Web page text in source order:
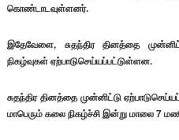
கொண்டாடவுள்ளனர்.
இதேவேளை, சுதந்திர தினத்தை
நிகழ்வுகள் ஏற்பாடுசெய்யப்பட்டுள்ளன.
சுதந்திர தினத்தை முன்னிட்டு
மாபெரும் கலை நிகழ்ச்சி இன்று மாலை 7